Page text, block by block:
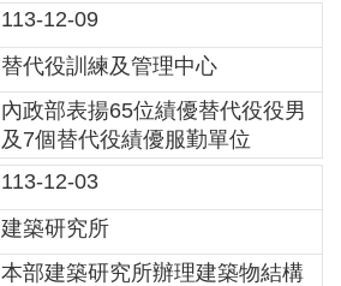
113-12-09
替代役訓練及管理中心
內政部表揚65位績優替代役役男
及7個替代役績優服勤單位
113-12-03
建築研究所
本部建築研究所辦理建築物結構